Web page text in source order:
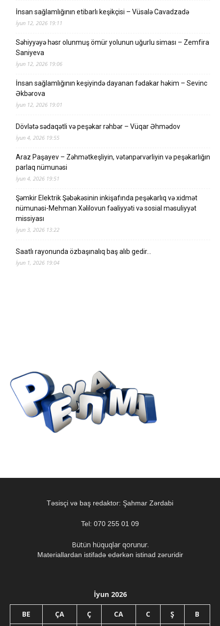
İnsan sağlamlığının etibarlı keşikçisi – Vüsalə Cavadzadə
İyun 12, 2026 19:11
Səhiyyəyə həsr olunmuş ömür yolunun uğurlu siması – Zemfira
Saniyeva
İyun 12, 2026 19:06
İnsan sağlamlığının keşiyində dayanan fədakar həkim – Sevinc
Əkbərova
İyun 12, 2026 19:01
Dövlətə sədaqətli və peşəkar rəhbər – Vüqar Əhmədov
İyun 4, 2026 19:55
Araz Paşayev – Zəhmətkeşliyin, vətənpərvərliyin və peşəkarlığın
parlaq nümunəsi
İyun 4, 2026 19:51
Şəmkir Elektrik Şəbəkəsinin inkişafında peşəkarlıq və xidmət
nümunəsi-Mehman Xəlilovun fəaliyyəti və sosial məsuliyyət
missiyası
İyun 3, 2026 13:22
Saatlı rayonunda özbaşınalıq baş alıb gedir…
İyun 1, 2026 19:04
Təsisçi və baş redaktor: Şahmar Zərdabi
Tel: 070 255 01 09
Bütün hüquqlar qorunur.
Materiallardan istifadə edərkən istinad zəruridir
İyun 2026
BE ÇA Ç CA C Ş B